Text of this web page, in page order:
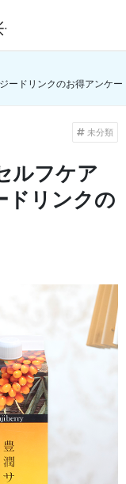
ードリンクのお得アンケー
未分類
ルフケア
ドリンクの